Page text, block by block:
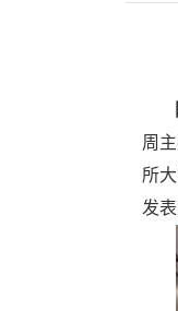
周
所
发